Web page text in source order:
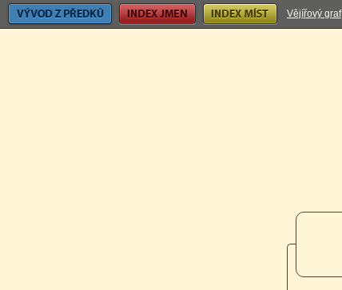
Vývod z předků Index jmen Index míst Vějířový graf